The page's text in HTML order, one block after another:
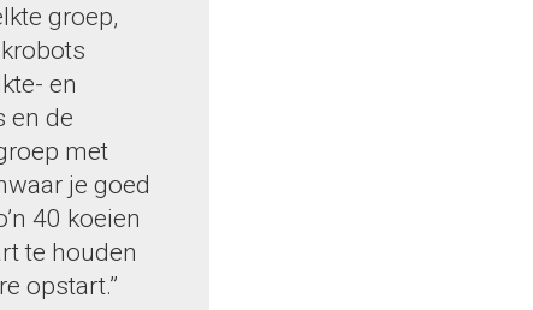
groep,
en
en de
met
je goed
40 koeien
te houden
opstart.”